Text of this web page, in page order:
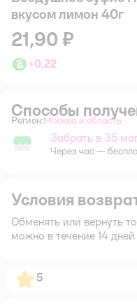
вкусом лимон 40г
21,90 ₽
+0,22
Способы
Регион: Выбор
Москва и область
Забрать в магазине
Забрать в 35
Через час —
Условия
Обменять или вернуть
можно в течение 14
Рейтинг:
5